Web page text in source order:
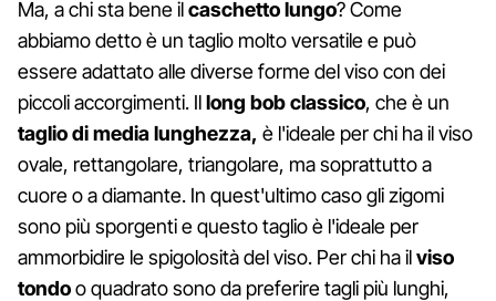
Ma, a chi sta bene ilcaschetto lungo? Come
abbiamo detto è un taglio molto versatile e può
essere adattato alle diverse forme del viso con dei
piccoli accorgimenti. Illong bob classico, che è un
taglio di media lunghezza, è l'ideale per chi ha il viso
ovale, rettangolare, triangolare, ma soprattutto a
cuore o a diamante. In quest'ultimo caso gli zigomi
sono più sporgenti e questo taglio è l'ideale per
ammorbidire le spigolosità del viso. Per chi ha ilviso
tondoo quadrato sono da preferire tagli più lunghi,